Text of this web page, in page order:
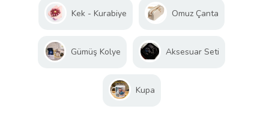
Kek - Kurabiye Omuz Çanta
Gümüş Kolye Aksesuar Seti
Kupa